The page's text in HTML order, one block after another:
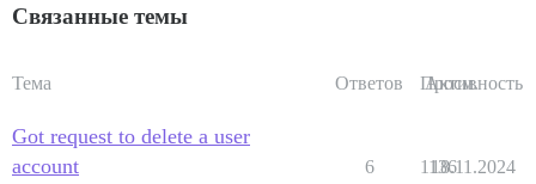
Связанные темы
Тема Ответов Просм.
Активность
Got request to delete a user
account
6 1136
18.11.2024